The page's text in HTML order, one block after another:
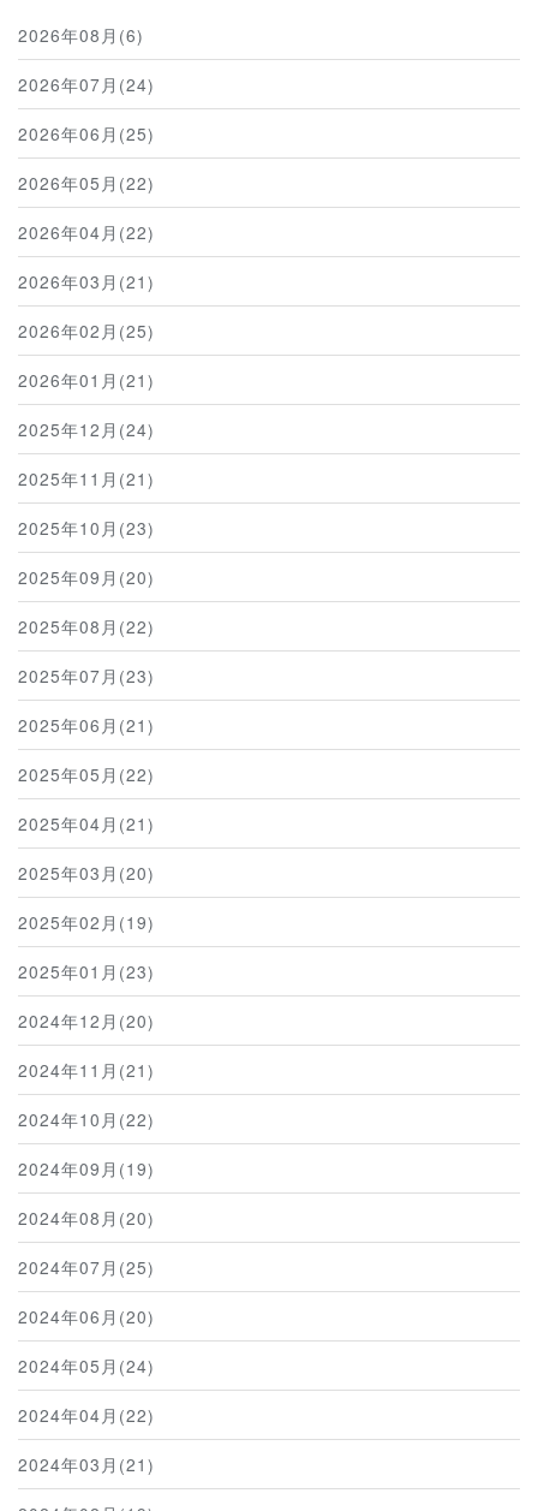
2026年08月(6)
2026年07月(24)
2026年06月(25)
2026年05月(22)
2026年04月(22)
2026年03月(21)
2026年02月(25)
2026年01月(21)
2025年12月(24)
2025年11月(21)
2025年10月(23)
2025年09月(20)
2025年08月(22)
2025年07月(23)
2025年06月(21)
2025年05月(22)
2025年04月(21)
2025年03月(20)
2025年02月(19)
2025年01月(23)
2024年12月(20)
2024年11月(21)
2024年10月(22)
2024年09月(19)
2024年08月(20)
2024年07月(25)
2024年06月(20)
2024年05月(24)
2024年04月(22)
2024年03月(21)